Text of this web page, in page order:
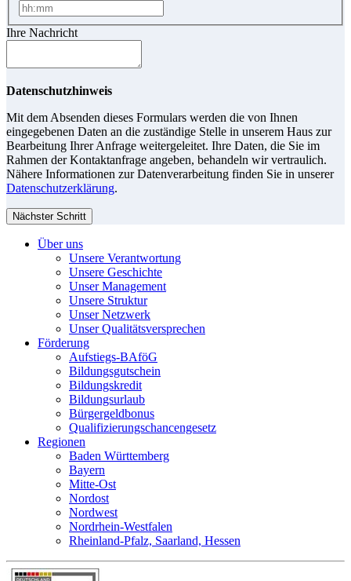
Ihre Nachricht
Datenschutzhinweis
Mit dem Absenden dieses Formulars werden die von Ihnen
eingegebenen Daten an die zuständige Stelle in unserem Haus zur
Bearbeitung Ihrer Anfrage weitergeleitet. Ihre Daten, die Sie im
Rahmen der Kontaktanfrage angeben, behandeln wir vertraulich.
Nähere Informationen zur Datenverarbeitung finden Sie in unserer
Datenschutzerklärung.
Nächster Schritt
Über uns
Unsere Verantwortung
Unsere Geschichte
Unser Management
Unsere Struktur
Unser Netzwerk
Unser Qualitätsversprechen
Förderung
Aufstiegs-BAföG
Bildungsgutschein
Bildungskredit
Bildungsurlaub
Bürgergeldbonus
Qualifizierungschancengesetz
Regionen
Baden Württemberg
Bayern
Mitte-Ost
Nordost
Nordwest
Nordrhein-Westfalen
Rheinland-Pfalz, Saarland, Hessen